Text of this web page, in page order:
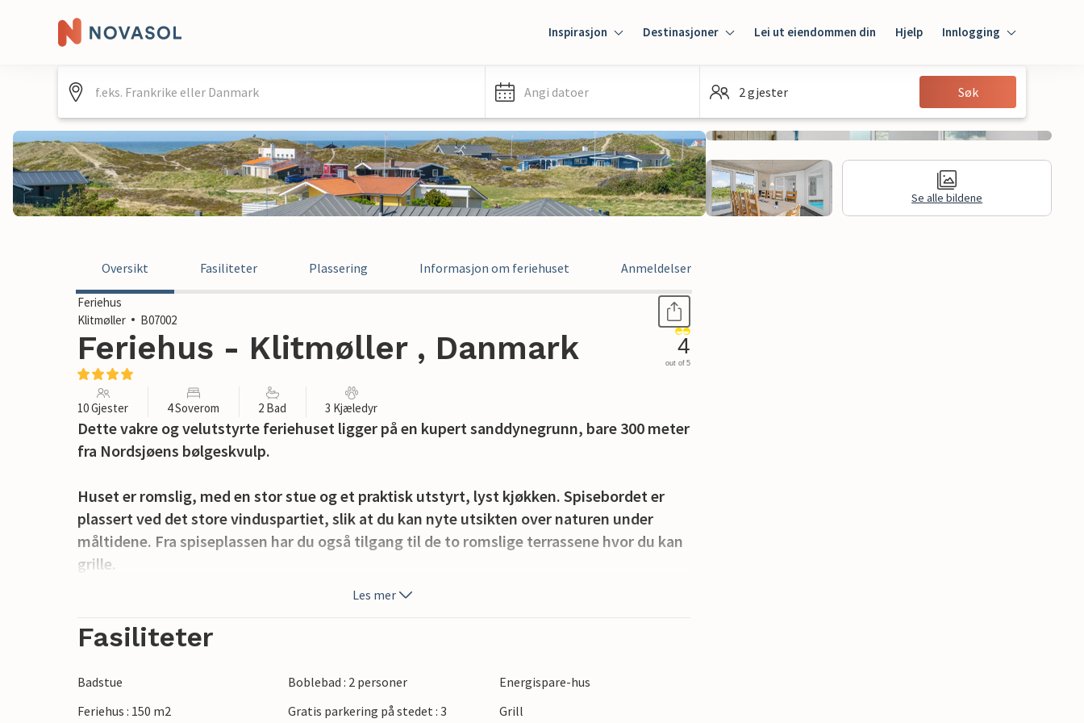
Inspirasjon Destinasjoner Lei ut eiendommen din Hjelp Innlogging
Innlogging
Gjest
Angi datoer 2 gjester Søk
Se alle bildene
Oversikt Fasiliteter Plassering Informasjon om feriehuset Anmeldelser
Feriehus
Klitmøller
B07002
Feriehus - Klitmøller , Danmark 4
out of 5
10 Gjester 4 Soverom 2 Bad 3 Kjæledyr
Dette vakre og velutstyrte feriehuset ligger på en kupert sanddynegrunn, bare 300 meter
fra Nordsjøens bølgeskvulp.
Huset er romslig, med en stor stue og et praktisk utstyrt, lyst kjøkken. Spisebordet er
plassert ved det store vinduspartiet, slik at du kan nyte utsikten over naturen under
måltidene. Fra spiseplassen har du også tilgang til de to romslige terrassene hvor du kan
grille.
spise ute i frisk luft. Når solen skinner, kan du sette deg godt til rette i en solseng.
I bassengområdet finnes det i tillegg til svømmebassenget også et privat boblebad og en
Les mer
Fasiliteter
Badstue Boblebad : 2 personer
Energispare-hus
Feriehus : 150 m2
Gratis parkering på stedet : 3
Grill